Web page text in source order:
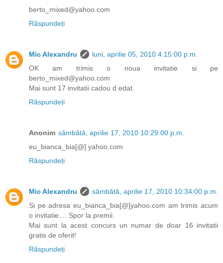
berto_mixed@yahoo.com
Răspundeți
Mic Alexandru
luni, aprilie 05, 2010 4:15:00 p.m.
OK am trimis o noua invitatie si pe
berto_mixed@yahoo.com
Mai sunt 17 invitatii cadou d edat.
Răspundeți
Anonim sâmbătă, aprilie 17, 2010 10:29:00 p.m.
eu_bianca_bia[@] yahoo.com
Răspundeți
Mic Alexandru
sâmbătă, aprilie 17, 2010 10:34:00 p.m.
Si pe adresa eu_bianca_bia[@]yahoo.com am trimis acum
o invitatie.... Spor la premii.
Mai sunt la acest concurs un numar de doar 16 invitatii
gratis de oferit!
Răspundeți